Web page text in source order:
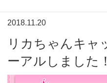
2018.11.20
リカちゃんキャッスルHPがリニュ
ーアルしました！